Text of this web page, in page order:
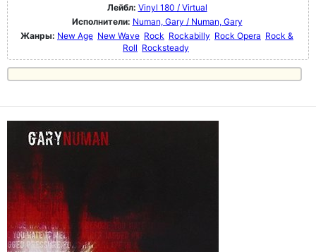
Лейбл: Vinyl 180 / Virtual
Исполнители: Numan, Gary / Numan, Gary
Жанры: New Age New Wave Rock Rockabilly Rock Opera Rock &
Roll Rocksteady